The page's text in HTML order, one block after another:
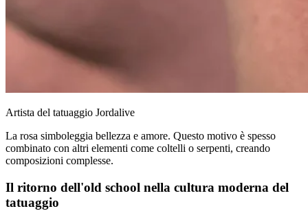
Artista del tatuaggio Jordalive
La rosa simboleggia bellezza e amore. Questo motivo è spesso
combinato con altri elementi come coltelli o serpenti, creando
composizioni complesse.
Il ritorno dell'old school nella cultura moderna del
tatuaggio